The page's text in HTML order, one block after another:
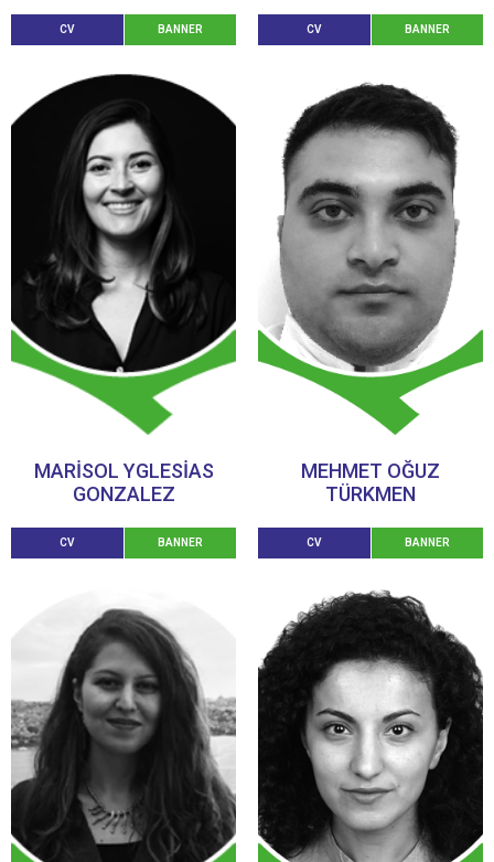
CV BANNER CV BANNER
MARISOL YGLESIAS
GONZALEZ
CV BANNER
MEHMET OĞUZ
TÜRKMEN
CV BANNER